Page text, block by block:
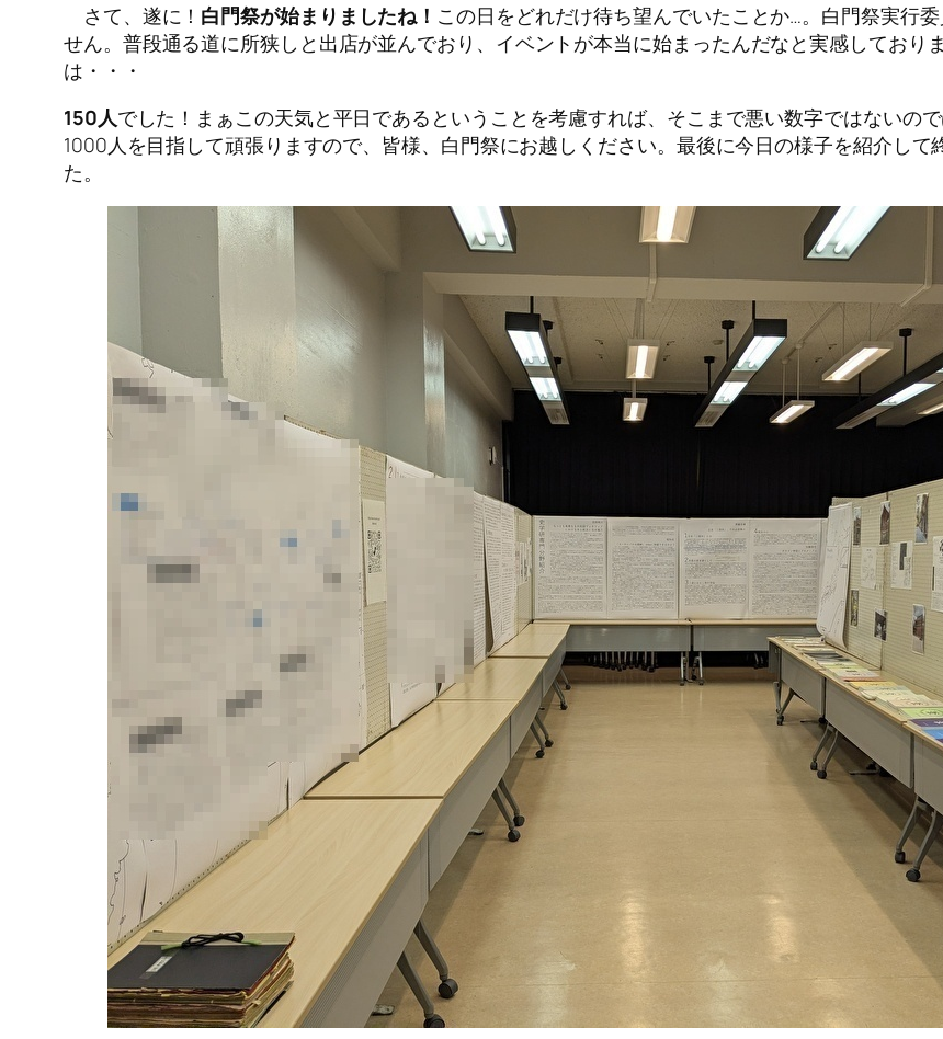
さて、遂に！ 白門祭が始まりましたね！ この日をどれだけ待ち望んでいたことか…。白門祭実行
せん。普段通る道に所狭しと出店が並んでおり、イベントが本当に始まったんだなと実感しており
は・・・
150人でした！まぁこの天気と平日であるということを考慮すれば、そこまで悪い数字ではないの
1000人を目指して頑張りますので、皆様、白門祭にお越しください。最後に今日の様子を紹介し
た。